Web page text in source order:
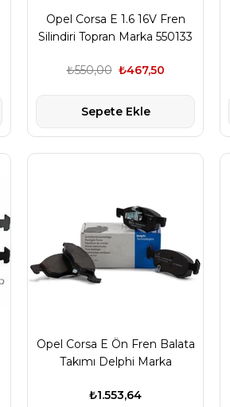
Opel Corsa E 1.6 16V Fren
Silindiri Topran Marka 550133
₺467,50
₺550,00
Sepete Ekle
Opel Corsa E Ön Fren Balata
Takımı Delphi Marka
₺1.553,64